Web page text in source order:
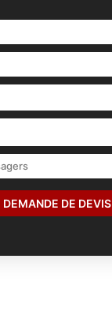
DEMANDE DE DEVIS